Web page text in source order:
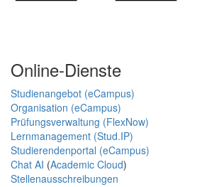
Online-Dienste
Studienangebot (eCampus)
Organisation (eCampus)
Prüfungsverwaltung (FlexNow)
Lernmanagement (Stud.IP)
Studierendenportal (eCampus)
Chat AI (Academic Cloud)
Stellenausschreibungen